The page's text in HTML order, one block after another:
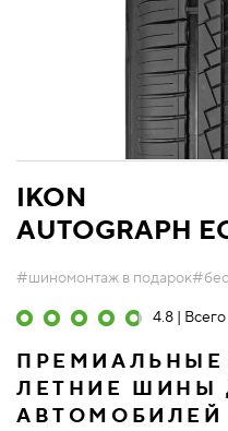
IKON
AUTOGRAPH
#шиномонтаж в подарок
4.8 |
ЛЕТНИЕ ШИНЫ
АВТОМОБИЛЕЙ